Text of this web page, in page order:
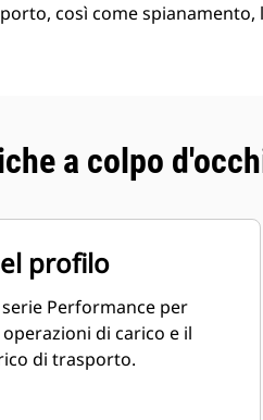
così come spianamento,
a colpo
profilo
Performance per
di carico e il
di trasporto.